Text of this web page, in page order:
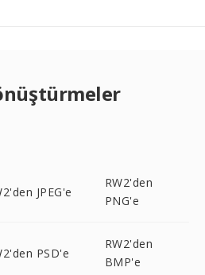
JPEG'e
RW2'den
PNG'e
PSD'e
RW2'den
BMP'e